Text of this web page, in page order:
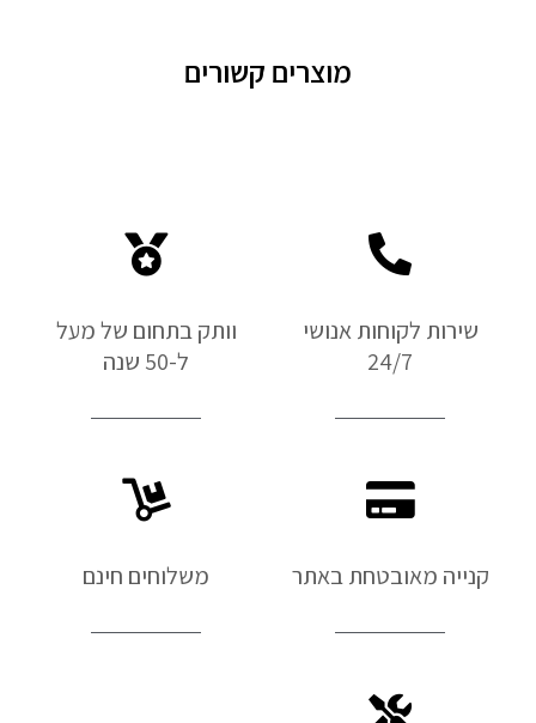
מוצרים קשורים
שירות לקוחות אנושי
24/7
וותק בתחום של מעל
ל-50 שנה
קנייה מאובטחת באתר משלוחים חינם